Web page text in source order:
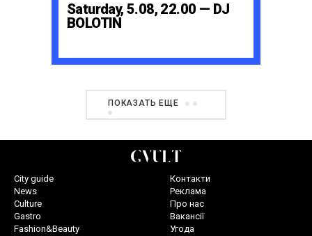
Saturday, 5.08, 22.00 — DJ
BOLOTIN
ПОКАЗАТЬ ЕЩЕ
City guide
News
Culture
Gastro
Fashion&Beauty
Контакти
Реклама
Про нас
Вакансії
Угода